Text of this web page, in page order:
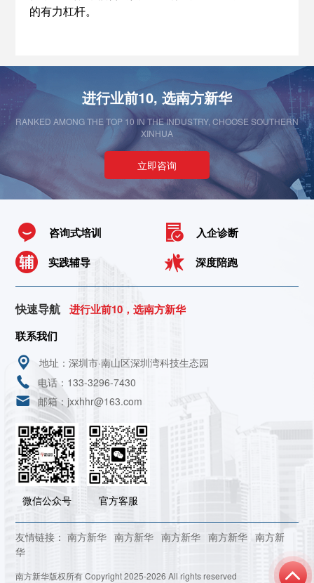
的有力杠杆。
进行业前10, 选南方新华
RANKED AMONG THE TOP 10 IN THE INDUSTRY, CHOOSE SOUTHERN
XINHUA
立即咨询
咨询式培训
入企诊断
实践辅导
深度陪跑
快速导航
进行业前10，选南方新华
联系我们
地址：深圳市·南山区深圳湾科技生态园
电话：133-3296-7430
邮箱：jxxhhr@163.com
微信公众号 官方客服
友情链接：南方新华 南方新华 南方新华 南方新华 南方新
华
南方新华版权所有 Copyright 2025-2026 All rights reserved